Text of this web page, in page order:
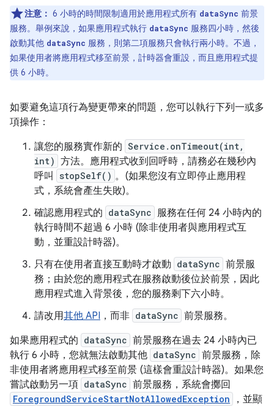
注意： 6 小時的時間限制適用於應用程式所有 dataSync 前景
服務。舉例來說，如果應用程式執行 dataSync 服務四小時，然後
啟動其他 dataSync 服務，則第二項服務只會執行兩小時。不過，
如果使用者將應用程式移至前景，計時器會重設，而且應用程式提
供 6 小時。
如要避免這項行為變更帶來的問題，您可以執行下列一或多
項操作：
讓您的服務實作新的 Service.onTimeout(int,
int) 方法。應用程式收到回呼時，請務必在幾秒內
呼叫
stopSelf() 。(如果您沒有立即停止應用程
式，系統會產生失敗)。
確認應用程式的 dataSync 服務在任何 24 小時內的
執行時間不超過 6 小時 (除非使用者與應用程式互
動，並重設計時器)。
只有在使用者直接互動時才啟動 dataSync 前景服
務；由於您的應用程式在服務啟動後位於前景，因此
應用程式進入背景後，您的服務剩下六小時。
請改用其他 API ，而非 dataSync 前景服務。
如果應用程式的 dataSync 前景服務在過去 24 小時內已
執行 6 小時，您就無法啟動其他 dataSync 前景服務，除
非使用者將應用程式移至前景 (這樣會重設計時器)。如果您
嘗試啟動另一項 dataSync 前景服務，系統會擲回
ForegroundServiceStartNotAllowedException
，並顯